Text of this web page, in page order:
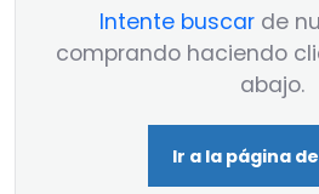
Intente buscar de
comprando haciendo
abajo.
Ir a la página